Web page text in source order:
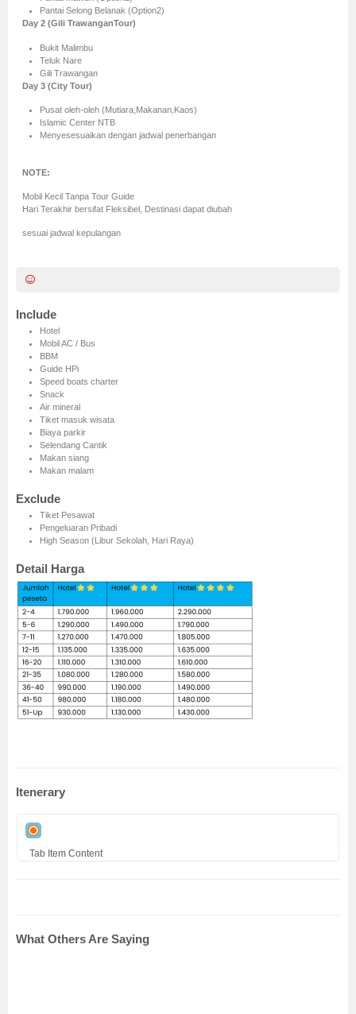
Pantai Selong Belanak (Option2)
Day 2 (Gili TrawanganTour)
Bukit Malimbu
Teluk Nare
Gili Trawangan
Day 3 (City Tour)
Pusat oleh-oleh (Mutiara,Makanan,Kaos)
Islamic Center NTB
Menyesesuaikan dengan jadwal penerbangan
NOTE:
Mobil Kecil Tanpa Tour Guide
Hari Terakhir bersifat Fleksibel, Destinasi dapat diubah
sesuai jadwal kepulangan
Include
Hotel
Mobil AC / Bus
BBM
Guide HPi
Speed boats charter
Snack
Air mineral
Tiket masuk wisata
Biaya parkir
Selendang Cantik
Makan siang
Makan malam
Exclude
Tiket Pesawat
Pengeluaran Pribadi
High Season (Libur Sekolah, Hari Raya)
Detail Harga
Itenerary
Tab Item Content
What Others Are Saying
Pilih Tanggal:
Detail Traveller:
Nama Lengkap*
WhatsApp*
nama akun instagram
Jenis Kelamin
Laki-laki Perempuan
+Add Traveler